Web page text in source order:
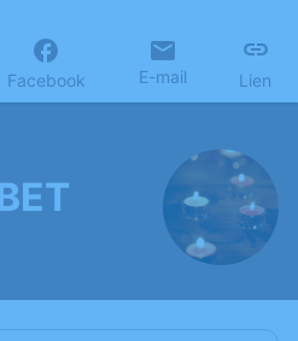
Facebook E-mail Lien